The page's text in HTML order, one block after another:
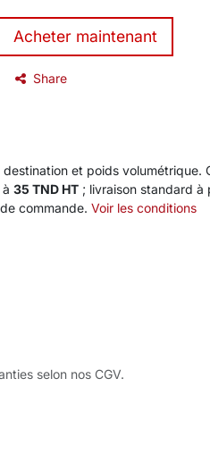
​Acheter maintenant
Share
et poids volumétrique.
35 TND HT ; livraison standard à
de commande. Voir les conditions
selon nos CGV.